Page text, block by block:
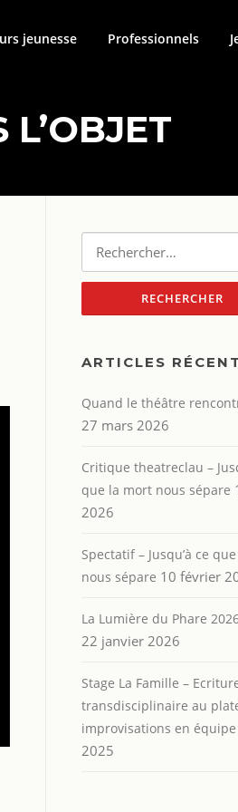
jeunesse Professionnels
Rechercher :
ARTICLES
Quand le théâtre
27 mars 2026
Critique theatreclau –
que la mort nous sépare
2026
Spectatif – Jusqu’à ce
nous sépare 10 février
La Lumière du Phare
22 janvier 2026
Stage La Famille –
transdisciplinaire au
improvisations en équipe
2025